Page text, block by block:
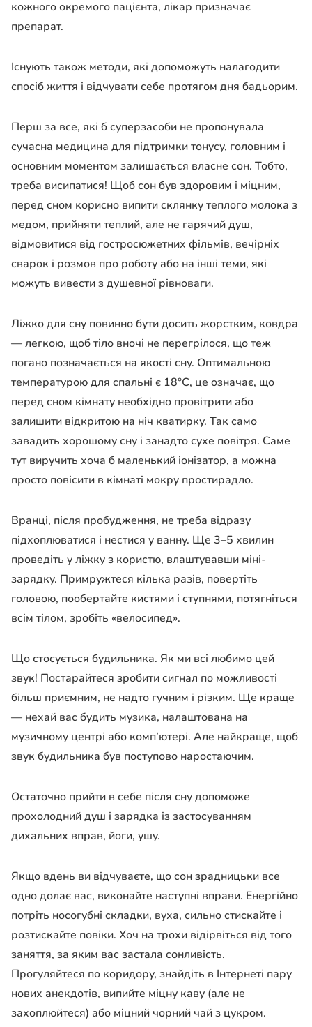
кожного окремого пацієнта, лікар призначає
препарат.
Існують також методи, які допоможуть налагодити
спосіб життя і відчувати себе протягом дня бадьорим.
Перш за все, які б суперзасоби не пропонувала
сучасна медицина для підтримки тонусу, головним і
основним моментом залишається власне сон. Тобто,
треба висипатися! Щоб сон був здоровим і міцним,
перед сном корисно випити склянку теплого молока з
медом, прийняти теплий, але не гарячий душ,
відмовитися від гостросюжетних фільмів, вечірніх
сварок і розмов про роботу або на інші теми, які
можуть вивести з душевної рівноваги.
Ліжко для сну повинно бути досить жорстким, ковдра
— легкою, щоб тіло вночі не перегрілося, що теж
погано позначається на якості сну. Оптимальною
температурою для спальні є 18°С, це означає, що
перед сном кімнату необхідно провітрити або
залишити відкритою на ніч кватирку. Так само
завадить хорошому сну і занадто сухе повітря. Саме
тут виручить хоча б маленький іонізатор, а можна
просто повісити в кімнаті мокру простирадло.
Вранці, після пробудження, не треба відразу
підхоплюватися і нестися у ванну. Ще 3–5 хвилин
проведіть у ліжку з користю, влаштувавши міні-
зарядку. Примружтеся кілька разів, повертіть
головою, пообертайте кистями і ступнями, потягніться
всім тілом, зробіть «велосипед».
Що стосується будильника. Як ми всі любимо цей
звук! Постарайтеся зробити сигнал по можливості
більш приємним, не надто гучним і різким. Ще краще
— нехай вас будить музика, налаштована на
музичному центрі або комп’ютері. Але найкраще, щоб
звук будильника був поступово наростаючим.
Остаточно прийти в себе після сну допоможе
прохолодний душ і зарядка із застосуванням
дихальних вправ, йоги, ушу.
Якщо вдень ви відчуваєте, що сон зрадницьки все
одно долає вас, виконайте наступні вправи. Енергійно
потріть носогубні складки, вуха, сильно стискайте і
розтискайте повіки. Хоч на трохи відірвіться від того
заняття, за яким вас застала сонливість.
Прогуляйтеся по коридору, знайдіть в Інтернеті пару
нових анекдотів, випийте міцну каву (але не
захоплюйтеся) або міцний чорний чай з цукром.